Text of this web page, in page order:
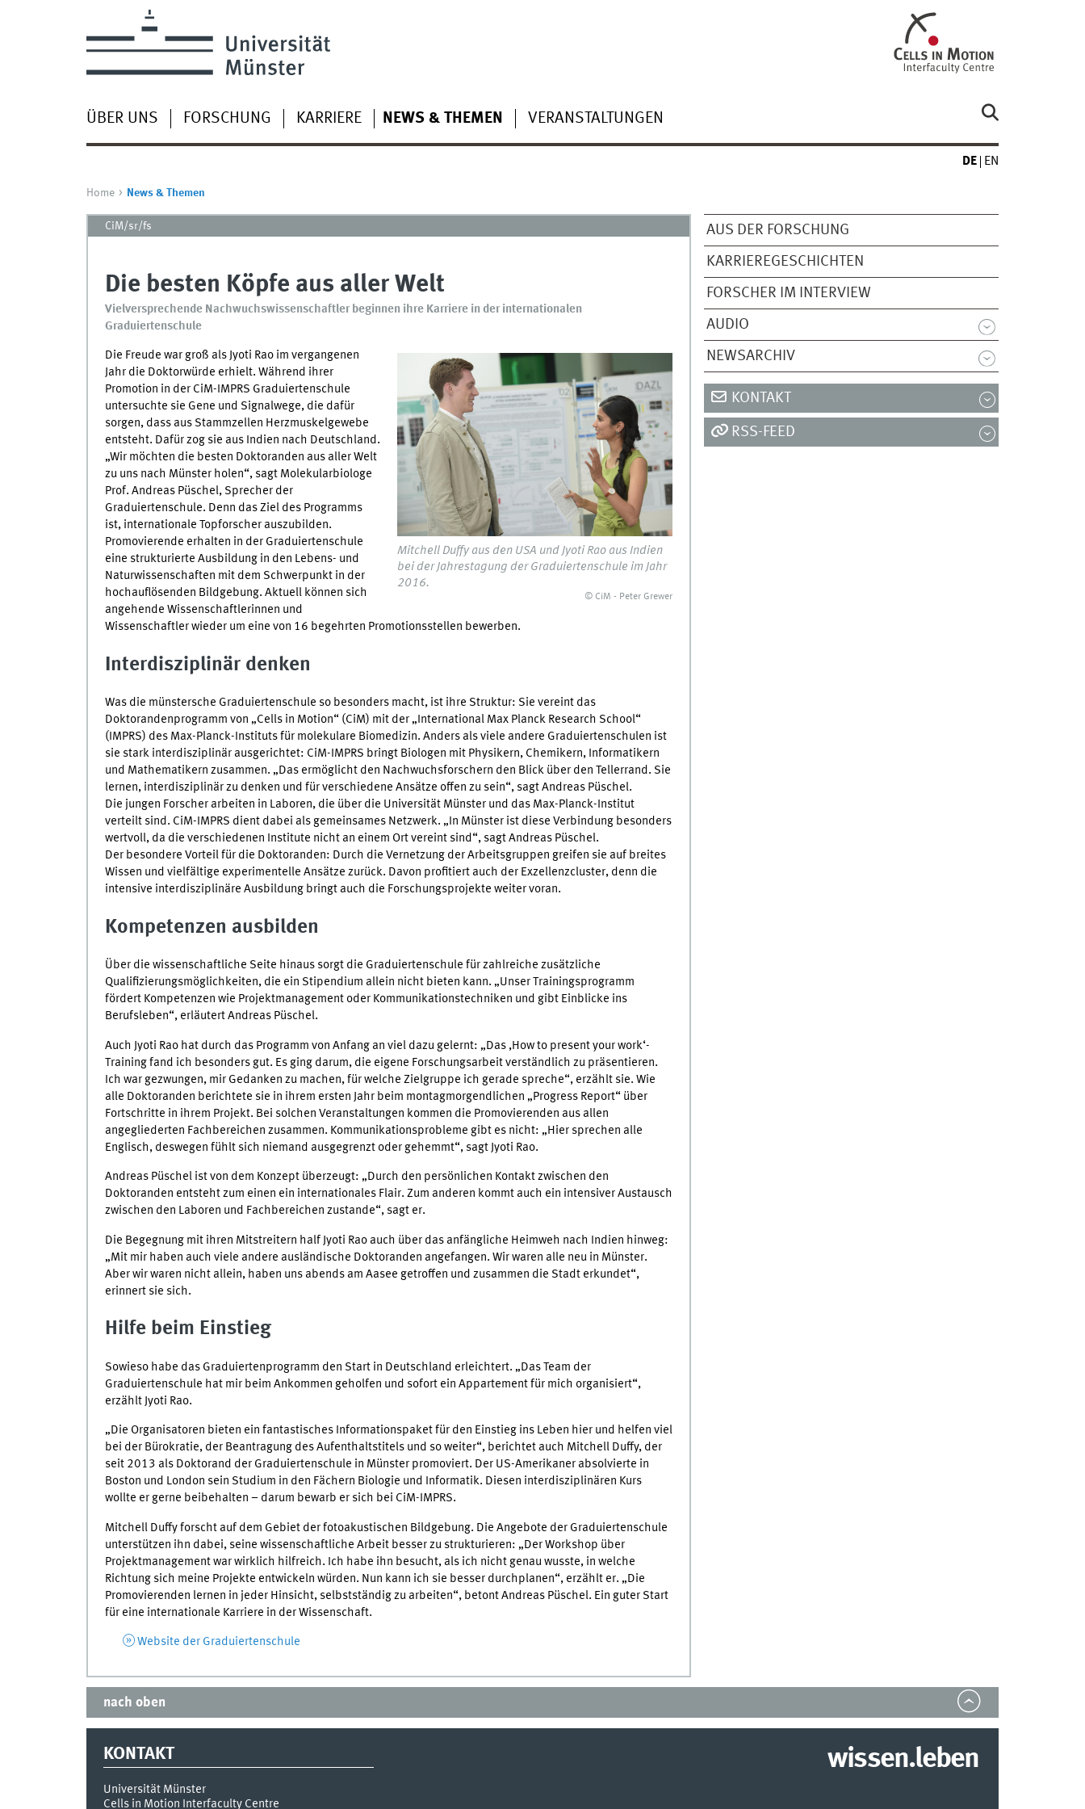
ÜBER UNS FORSCHUNG KARRIERE NEWS & THEMEN VERANSTALTUNGEN
DE EN
Home News & Themen
AUS DER FORSCHUNG
KARRIEREGESCHICHTEN
FORSCHER IM INTERVIEW
AUDIO
NEWSARCHIV
CiM/sr/fs
Die besten Köpfe aus aller Welt
Vielversprechende Nachwuchswissenschaftler beginnen ihre Karriere in der internationalen
Graduiertenschule
Mitchell Duffy aus den USA und Jyoti Rao aus Indien
bei der Jahrestagung der Graduiertenschule im Jahr
2016.
© CiM - Peter Grewer
Die Freude war groß als Jyoti Rao im vergangenen
Jahr die Doktorwürde erhielt. Während ihrer
Promotion in der CiM-IMPRS Graduiertenschule
untersuchte sie Gene und Signalwege, die dafür
sorgen, dass aus Stammzellen Herzmuskelgewebe
entsteht. Dafür zog sie aus Indien nach Deutschland.
„Wir möchten die besten Doktoranden aus aller Welt
zu uns nach Münster holen“, sagt Molekularbiologe
Prof. Andreas Püschel, Sprecher der
Graduiertenschule. Denn das Ziel des Programms
ist, internationale Topforscher auszubilden.
Promovierende erhalten in der Graduiertenschule
eine strukturierte Ausbildung in den Lebens- und
Naturwissenschaften mit dem Schwerpunkt in der
hochauflösenden Bildgebung. Aktuell können sich
angehende Wissenschaftlerinnen und
Wissenschaftler wieder um eine von 16 begehrten Promotionsstellen bewerben.
Interdisziplinär denken
Was die münstersche Graduiertenschule so besonders macht, ist ihre Struktur: Sie vereint das
Doktorandenprogramm von „Cells in Motion“ (CiM) mit der „International Max Planck Research School“
(IMPRS) des Max-Planck-Instituts für molekulare Biomedizin. Anders als viele andere Graduiertenschulen ist
sie stark interdisziplinär ausgerichtet: CiM-IMPRS bringt Biologen mit Physikern, Chemikern, Informatikern
und Mathematikern zusammen. „Das ermöglicht den Nachwuchsforschern den Blick über den Tellerrand. Sie
lernen, interdisziplinär zu denken und für verschiedene Ansätze offen zu sein“, sagt Andreas Püschel.
Die jungen Forscher arbeiten in Laboren, die über die Universität Münster und das Max-Planck-Institut
verteilt sind. CiM-IMPRS dient dabei als gemeinsames Netzwerk. „In Münster ist diese Verbindung besonders
wertvoll, da die verschiedenen Institute nicht an einem Ort vereint sind“, sagt Andreas Püschel.
Der besondere Vorteil für die Doktoranden: Durch die Vernetzung der Arbeitsgruppen greifen sie auf breites
Wissen und vielfältige experimentelle Ansätze zurück. Davon profitiert auch der Exzellenzcluster, denn die
intensive interdisziplinäre Ausbildung bringt auch die Forschungsprojekte weiter voran.
Kompetenzen ausbilden
Über die wissenschaftliche Seite hinaus sorgt die Graduiertenschule für zahlreiche zusätzliche
Qualifizierungsmöglichkeiten, die ein Stipendium allein nicht bieten kann. „Unser Trainingsprogramm
fördert Kompetenzen wie Projektmanagement oder Kommunikationstechniken und gibt Einblicke ins
Berufsleben“, erläutert Andreas Püschel.
Auch Jyoti Rao hat durch das Programm von Anfang an viel dazu gelernt: „Das ,How to present your work‘-
Training fand ich besonders gut. Es ging darum, die eigene Forschungsarbeit verständlich zu präsentieren.
Ich war gezwungen, mir Gedanken zu machen, für welche Zielgruppe ich gerade spreche“, erzählt sie. Wie
alle Doktoranden berichtete sie in ihrem ersten Jahr beim montagmorgendlichen „Progress Report“ über
Fortschritte in ihrem Projekt. Bei solchen Veranstaltungen kommen die Promovierenden aus allen
angegliederten Fachbereichen zusammen. Kommunikationsprobleme gibt es nicht: „Hier sprechen alle
Englisch, deswegen fühlt sich niemand ausgegrenzt oder gehemmt“, sagt Jyoti Rao.
Andreas Püschel ist von dem Konzept überzeugt: „Durch den persönlichen Kontakt zwischen den
Doktoranden entsteht zum einen ein internationales Flair. Zum anderen kommt auch ein intensiver Austausch
zwischen den Laboren und Fachbereichen zustande“, sagt er.
Die Begegnung mit ihren Mitstreitern half Jyoti Rao auch über das anfängliche Heimweh nach Indien hinweg:
„Mit mir haben auch viele andere ausländische Doktoranden angefangen. Wir waren alle neu in Münster.
Aber wir waren nicht allein, haben uns abends am Aasee getroffen und zusammen die Stadt erkundet“,
erinnert sie sich.
Hilfe beim Einstieg
Sowieso habe das Graduiertenprogramm den Start in Deutschland erleichtert. „Das Team der
Graduiertenschule hat mir beim Ankommen geholfen und sofort ein Appartement für mich organisiert“,
erzählt Jyoti Rao.
„Die Organisatoren bieten ein fantastisches Informationspaket für den Einstieg ins Leben hier und helfen viel
bei der Bürokratie, der Beantragung des Aufenthaltstitels und so weiter“, berichtet auch Mitchell Duffy, der
seit 2013 als Doktorand der Graduiertenschule in Münster promoviert. Der US-Amerikaner absolvierte in
Boston und London sein Studium in den Fächern Biologie und Informatik. Diesen interdisziplinären Kurs
wollte er gerne beibehalten – darum bewarb er sich bei CiM-IMPRS.
Mitchell Duffy forscht auf dem Gebiet der fotoakustischen Bildgebung. Die Angebote der Graduiertenschule
unterstützen ihn dabei, seine wissenschaftliche Arbeit besser zu strukturieren: „Der Workshop über
Projektmanagement war wirklich hilfreich. Ich habe ihn besucht, als ich nicht genau wusste, in welche
Richtung sich meine Projekte entwickeln würden. Nun kann ich sie besser durchplanen“, erzählt er. „Die
Promovierenden lernen in jeder Hinsicht, selbstständig zu arbeiten“, betont Andreas Püschel. Ein guter Start
für eine internationale Karriere in der Wissenschaft.
Website der Graduiertenschule
KONTAKT
RSS-FEED
nach oben
KONTAKT
Universität Münster
Cells in Motion Interfaculty Centre
wissen.leben